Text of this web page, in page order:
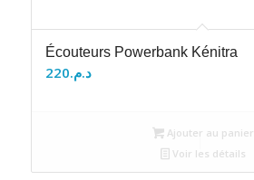
Écouteurs Powerbank Kénitra
د.م.220
Ajouter au panier
Voir les détails